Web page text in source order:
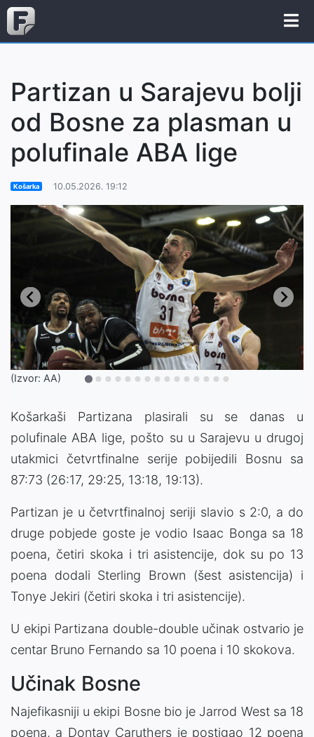
Partizan u Sarajevu bolji
od Bosne za plasman u
polufinale ABA lige
Košarka 10.05.2026. 19:12
(Izvor: AA)
Košarkaši Partizana plasirali su se danas u
polufinale ABA lige, pošto su u Sarajevu u drugoj
utakmici četvrtfinalne serije pobijedili Bosnu sa
87:73 (26:17, 29:25, 13:18, 19:13).
Partizan je u četvrtfinalnoj seriji slavio s 2:0, a do
druge pobjede goste je vodio Isaac Bonga sa 18
poena, četiri skoka i tri asistencije, dok su po 13
poena dodali Sterling Brown (šest asistencija) i
Tonye Jekiri (četiri skoka i tri asistencije).
U ekipi Partizana double-double učinak ostvario je
centar Bruno Fernando sa 10 poena i 10 skokova.
Učinak Bosne
Najefikasniji u ekipi Bosne bio je Jarrod West sa 18
poena, a Dontay Caruthers je postigao 12 poena